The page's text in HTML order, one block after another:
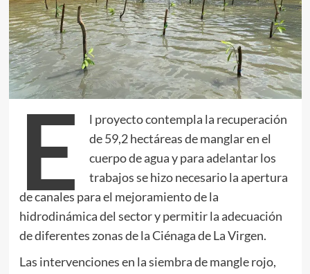
E
l proyecto contempla la recuperación
de 59,2 hectáreas de manglar en el
cuerpo de agua y para adelantar los
trabajos se hizo necesario la apertura
de canales para el mejoramiento de la
hidrodinámica del sector y permitir la adecuación
de diferentes zonas de la Ciénaga de La Virgen.
Las intervenciones en la siembra de mangle rojo,